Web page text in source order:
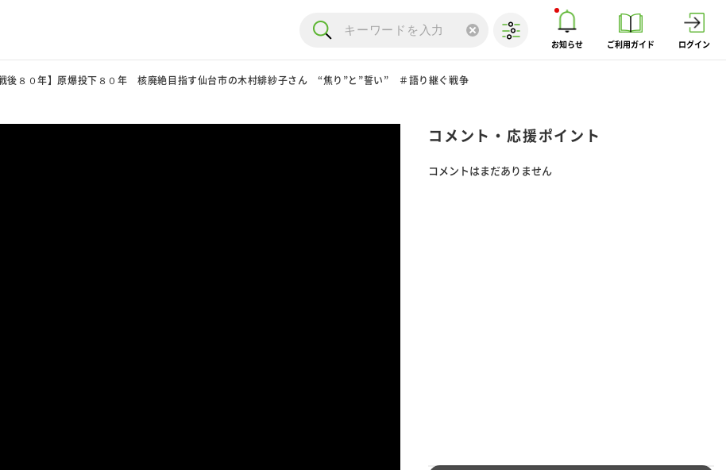
お知らせ ご利用ガイド ログイン
戦後８０年】原爆投下８０年 核廃絶目指す仙台市の木村緋紗子さん “焦り”と”誓い” ＃語り継ぐ戦争
コメント・応援ポイント
コメントはまだありません